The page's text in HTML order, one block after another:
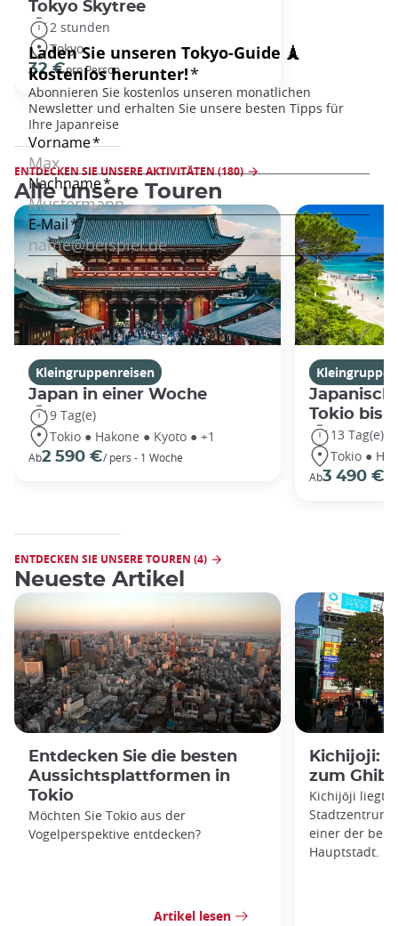
Tokyo Skytree
2 stunden
Tokyo
32 €pro Person
ENTDECKEN SIE UNSERE AKTIVITÄTEN (180)
Alle unsere Touren
Kleingruppenreisen
Japan in einer Woche
9 Tag(e)
Tokio ● Hakone ● Kyoto ● +1
Ab2 590 €/ pers - 1 Woche
Tokio bis
13 Tag(e)
Tokio ●
Ab3 490 €
ENTDECKEN SIE UNSERE TOUREN (4)
Neueste Artikel
Entdecken Sie die besten
Aussichtsplattformen in
Tokio
Möchten Sie Tokio aus der
Vogelperspektive entdecken?
Artikel lesen
Kichijoji:
zum
Kichijōji liegt
einer der
Hauptstadt.